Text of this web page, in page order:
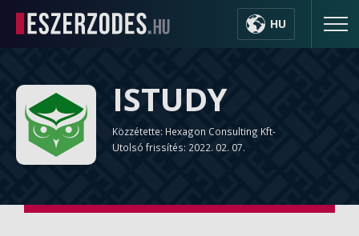
HU
ISTUDY
Közzétette: Hexagon Consulting Kft-
Utolsó frissítés: 2022. 02. 07.